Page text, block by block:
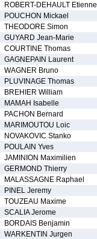
ROBERT-DEHAULT Etienne
POUCHON Mickael
THEODORE Simon
GUYARD Jean-Marie
COURTINE Thomas
GAGNEPAIN Laurent
WAGNER Bruno
PLUVINAGE Thomas
BREHIER William
MAMAH Isabelle
PACHON Bernard
MARIMOUTOU Loic
NOVAKOVIC Stanko
POULAIN Yves
JAMINION Maximilien
GERMOND Thierry
MALASSAGNE Raphael
PINEL Jeremy
TOUZEAU Maxime
SCALIA Jerome
BORDAIS Benjamin
WARKENTIN Jurgen